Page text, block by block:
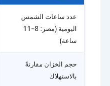
عدد ساعات الشمس
اليومية (مصر: 8–11
ساعة)
حجم الخزان مقارنةً
بالاستهلاك